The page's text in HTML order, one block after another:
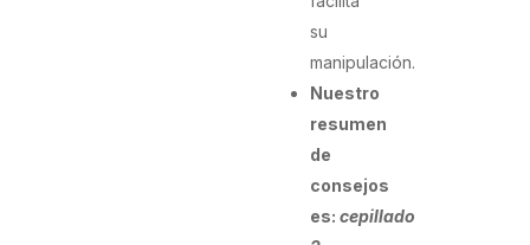
su
manipulación.
Nuestro
resumen
de
consejos
es: cepillado